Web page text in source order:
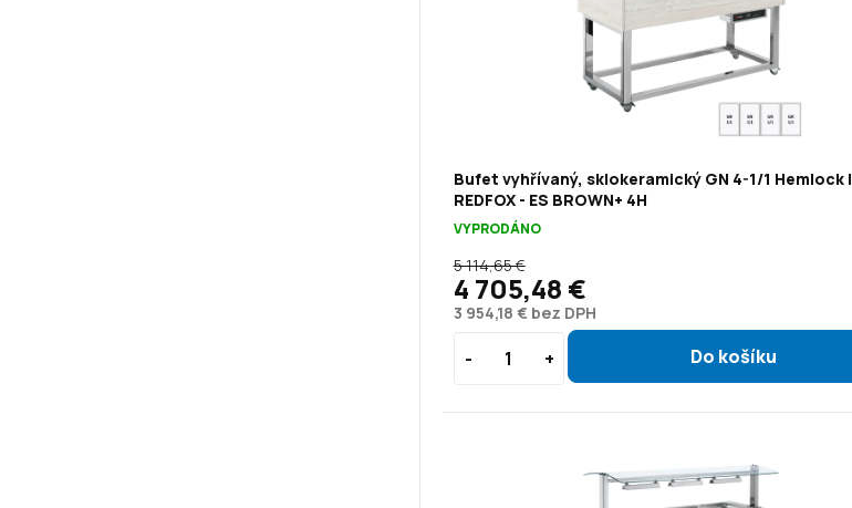
Bufet vyhřívaný, sklokeramický GN 4-1/1 Hemlock |
REDFOX - ES BROWN+ 4H
VYPRODÁNO
3 954,18 € bez DPH
5 114,65 €
4 705,48 €